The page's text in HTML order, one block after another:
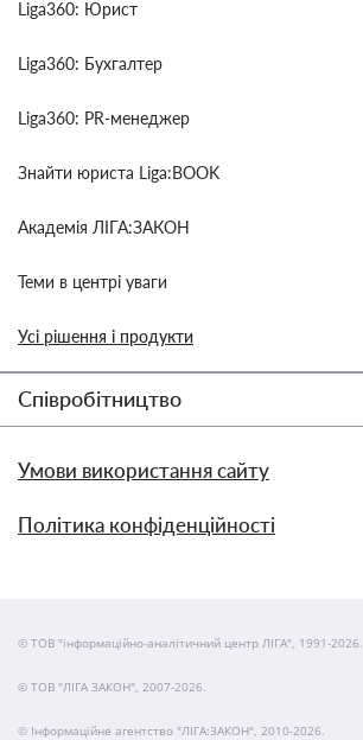
Liga360: Юрист
Liga360: Бухгалтер
Liga360: PR-менеджер
Знайти юриста Liga:BOOK
Академія ЛІГА:ЗАКОН
Теми в центрі уваги
Усі рішення і продукти
Співробітництво
Умови використання сайту
Політика конфіденційності
© ТОВ "інформаційно-аналітичний центр ЛІГА", 1991-2026.
© ТОВ "ЛІГА ЗАКОН", 2007-2026.
© Інформаційне агентство "ЛІГА:ЗАКОН", 2010-2026.